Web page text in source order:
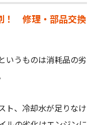
！ 修理・部品交換
いうものは消耗品の劣
ト、冷却水が足りなけ